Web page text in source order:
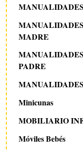
MADRE
PADRE
Minicunas
MOBILIARIO
Móviles Bebés